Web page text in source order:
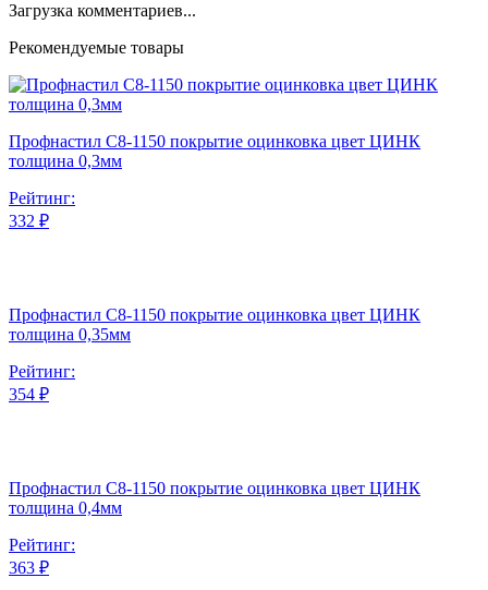
Загрузка комментариев...
Рекомендуемые товары
Профнастил С8-1150 покрытие оцинковка цвет ЦИНК
толщина 0,3мм
Рейтинг:
332 ₽
Профнастил С8-1150 покрытие оцинковка цвет ЦИНК
толщина 0,35мм
Рейтинг:
354 ₽
Профнастил С8-1150 покрытие оцинковка цвет ЦИНК
толщина 0,4мм
Рейтинг:
363 ₽